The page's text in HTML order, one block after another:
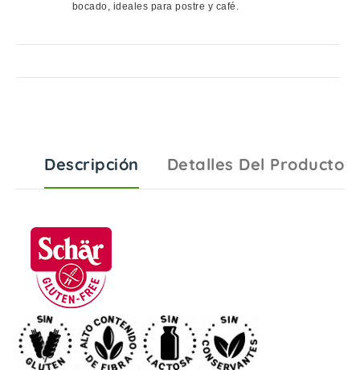
bocado, ideales para postre y café.
Descripción Detalles Del Producto